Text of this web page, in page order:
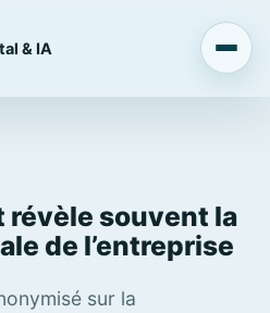
& IA
révèle souvent la
de l’entreprise
sur la